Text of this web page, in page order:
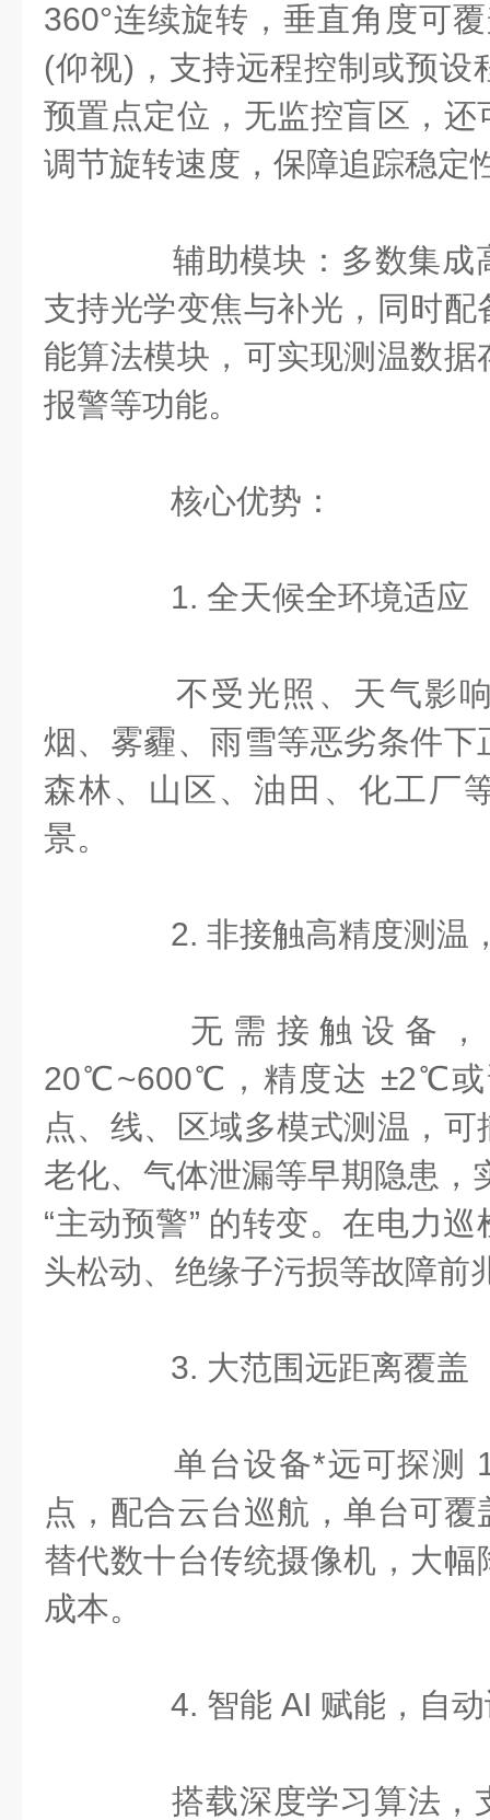
360°连续旋转‌，垂直角度可
(仰视)，支持远程控制或预设
预置点定位，无监控盲区，
调节旋转速度，保障追踪稳定
辅助模块‌：多数集成
支持光学变焦与补光，同时
能算法模块，可实现测温数
报警等功能。
核心优势：
1. 全天候全环境适应
不受光照、天气影响
烟、雾霾、雨雪等恶劣条件
森林、山区、油田、化工厂
景。
2. 非接触高精度测温
无需接触设备，
20℃~600℃，精度达 ±2℃或
点、线、区域多模式测温，
老化、气体泄漏等早期隐患，
“主动预警” 的转变。在电力
头松动、绝缘子污损等故障前
3. 大范围远距离覆盖
单台设备*远可探测
点，配合云台巡航，单台可
替代数十台传统摄像机，大
成本。
4. 智能 AI 赋能，自动
搭载深度学习算法，